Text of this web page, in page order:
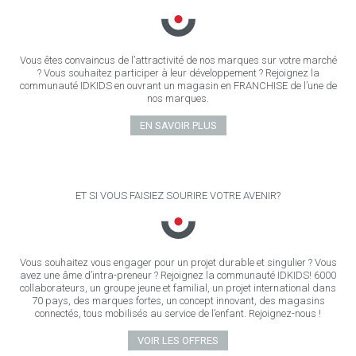
Vous êtes convaincus de l’attractivité de nos marques sur votre marché
? Vous souhaitez participer à leur développement ? Rejoignez la
communauté IDKIDS en ouvrant un magasin en FRANCHISE de l’une de
nos marques.
EN SAVOIR PLUS
ET SI VOUS FAISIEZ SOURIRE VOTRE AVENIR?
Vous souhaitez vous engager pour un projet durable et singulier ? Vous
avez une âme d’intra-preneur ? Rejoignez la communauté IDKIDS! 6000
collaborateurs, un groupe jeune et familial, un projet international dans
70 pays, des marques fortes, un concept innovant, des magasins
connectés, tous mobilisés au service de l’enfant. Rejoignez-nous !
VOIR LES OFFRES